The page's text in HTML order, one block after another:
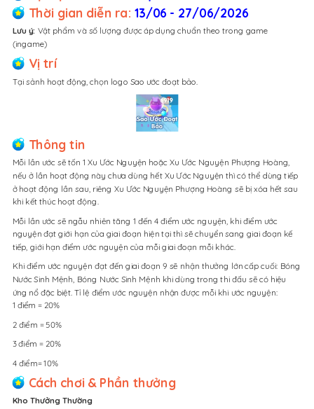
Thời gian diễn ra: 13/06 - 27/06/2026
Lưu ý: Vật phẩm và số lượng được áp dụng chuẩn theo trong game
(ingame)
Vị trí
Tại sảnh hoạt động, chọn logo Sao ước đoạt bảo.
Thông tin
Mỗi lần ước sẽ tốn 1 Xu Ước Nguyện hoặc Xu Ước Nguyện Phượng Hoàng,
nếu ở lần hoạt động này chưa dùng hết Xu Ước Nguyện thì có thể dùng tiếp
ở hoạt động lần sau, riêng Xu Ước Nguyện Phượng Hoàng sẽ bị xóa hết sau
khi kết thúc hoạt động.
Mỗi lần ước sẽ ngẫu nhiên tăng 1 đến 4 điểm ước nguyện, khi điểm ước
nguyện đạt giới hạn của giai đoạn hiện tại thì sẽ chuyển sang giai đoạn kế
tiếp, giới hạn điểm ước nguyện của mỗi giai đoạn mỗi khác.
Khi điểm ước nguyện đạt đến giai đoạn 9 sẽ nhận thưởng lớn cấp cuối: Bóng
Nước Sinh Mệnh, Bóng Nước Sinh Mệnh khi dùng trong thi đấu sẽ có hiệu
ứng nổ đặc biệt. Tỉ lệ điểm ước nguyện nhận được mỗi khi ước nguyện:
1 điểm = 20%
2 điểm = 50%
3 điểm = 20%
4 điểm= 10%
Cách chơi & Phần thưởng
Kho Thưởng Thường